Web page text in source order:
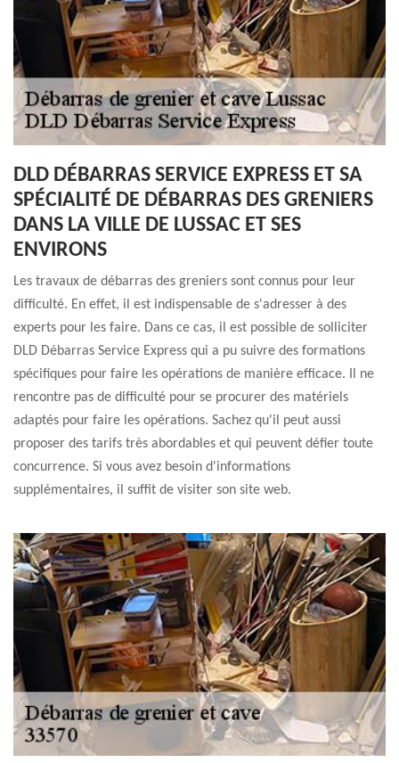
DLD DÉBARRAS SERVICE EXPRESS ET SA
SPÉCIALITÉ DE DÉBARRAS DES GRENIERS
DANS LA VILLE DE LUSSAC ET SES
ENVIRONS
Les travaux de débarras des greniers sont connus pour leur
difficulté. En effet, il est indispensable de s'adresser à des
experts pour les faire. Dans ce cas, il est possible de solliciter
DLD Débarras Service Express qui a pu suivre des formations
spécifiques pour faire les opérations de manière efficace. Il ne
rencontre pas de difficulté pour se procurer des matériels
adaptés pour faire les opérations. Sachez qu'il peut aussi
proposer des tarifs très abordables et qui peuvent défier toute
concurrence. Si vous avez besoin d'informations
supplémentaires, il suffit de visiter son site web.